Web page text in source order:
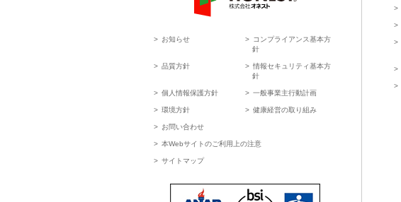
お知らせ
コンプライアンス基本方
針
品質方針
情報セキュリティ基本方
針
個人情報保護方針 一般事業主行動計画
環境方針 健康経営の取り組み
お問い合わせ
本Webサイトのご利用上の注意
サイトマップ